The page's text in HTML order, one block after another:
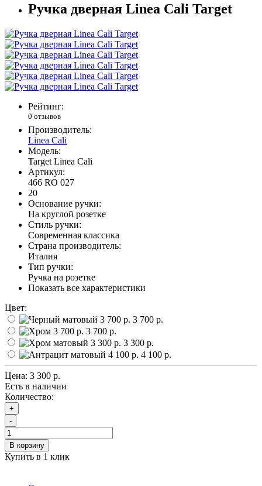
Ручка дверная Linea Cali Target
Рейтинг:
0 отзывов
Производитель:
Linea Cali
Модель:
Target Linea Cali
Артикул:
466 RO 027
20
Основание ручки:
На круглой розетке
Стиль ручки:
Современная классика
Страна производитель:
Италия
Тип ручки:
Ручка на розетке
Показать все характеристики
Цвет:
3 700 р.
3 700 р.
3 300 р.
4 100 р.
Цена: 3 300 р.
Есть в наличии
Количество:
+
-
В корзину
Купить в 1 клик